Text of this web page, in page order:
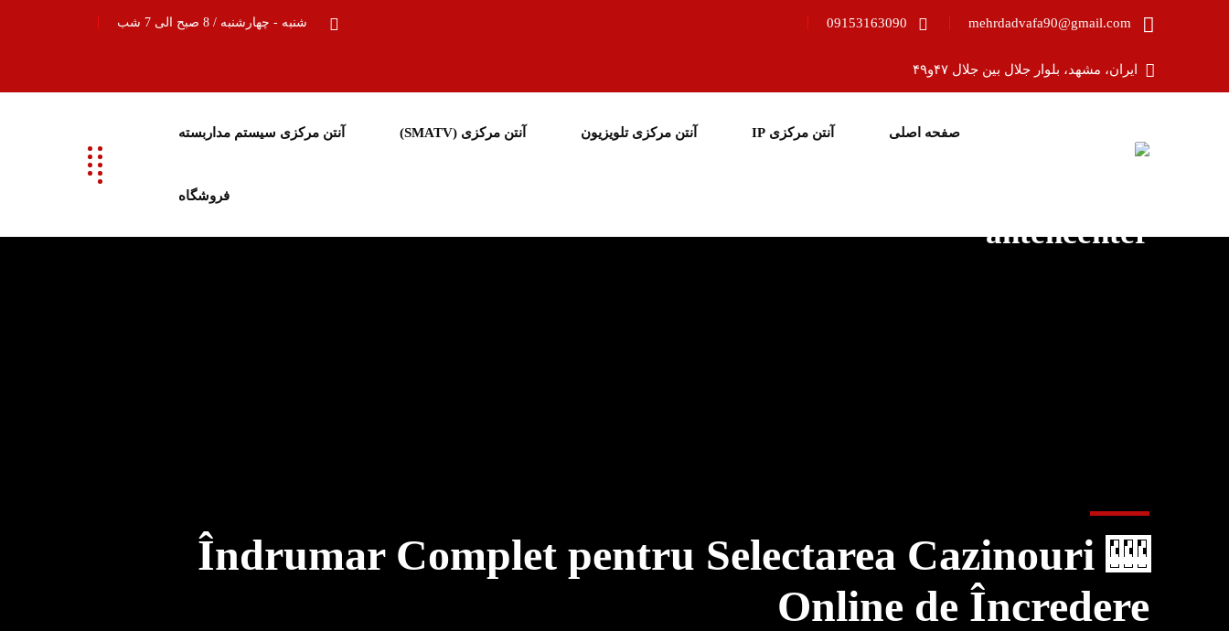
mehrdadvafa90@gmail.com
09153163090
ایران، مشهد، بلوار جلال بین جلال ۴۷و۴۹
شنبه - چهارشنبه / 8 صبح الی 7 شب
صفحه اصلی آنتن مرکزی IP آنتن مرکزی تلویزیون آنتن مرکزی (SMATV) آنتن مرکزی سیستم مداربسته
فروشگاه
🎰 Îndrumar Complet pentru Selectarea Cazinouri
Online de Încredere